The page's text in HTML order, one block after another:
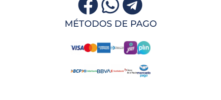
MÉTODOS DE PAGO